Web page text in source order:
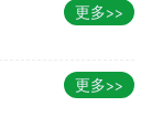
更多>>
更多>>